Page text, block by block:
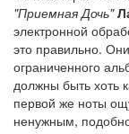
"Приемная Дочь"
электронной
это правильно.
ограниченного
должны быть хоть
первой же ноты
ненужным,